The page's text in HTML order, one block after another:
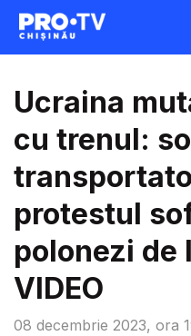
08 decembrie 2023, ora
Ucraina
cu trenul:
protestul
polonezi de
VIDEO